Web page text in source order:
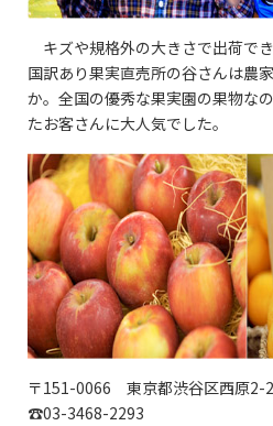
キズや規格外の大きさで出荷で
国訳あり果実直売所の谷さんは農
か。全国の優秀な果実園の果物な
たお客さんに大人気でした。
〒151-0066 東京都渋谷区西原2-
☎03-3468-2293